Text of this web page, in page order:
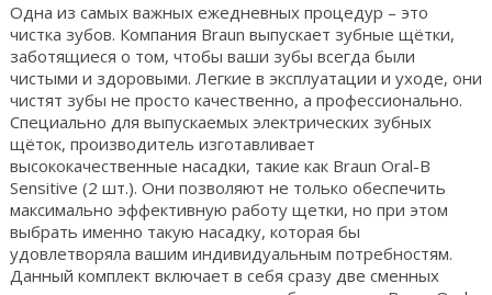
Одна из самых важных ежедневных процедур – это
чистка зубов. Компания Braun выпускает зубные щётки,
заботящиеся о том, чтобы ваши зубы всегда были
чистыми и здоровыми. Легкие в эксплуатации и уходе, они
чистят зубы не просто качественно, а профессионально.
Специально для выпускаемых электрических зубных
щёток, производитель изготавливает
высококачественные насадки, такие как Braun Oral-B
Sensitive (2 шт.). Они позволяют не только обеспечить
максимально эффективную работу щетки, но при этом
выбрать именно такую насадку, которая бы
удовлетворяла вашим индивидуальным потребностям.
Данный комплект включает в себя сразу две сменных